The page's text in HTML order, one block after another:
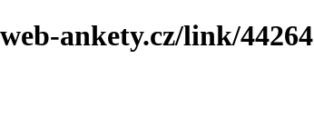
ankety.cz/link/44264